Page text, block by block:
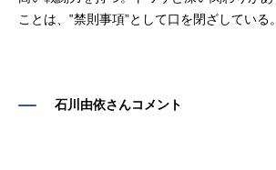
ことは、‟禁則事項”として口を閉ざしている。
石川由依さんコメント